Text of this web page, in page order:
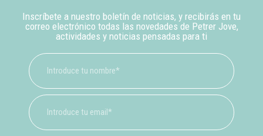
Inscríbete a nuestro boletín de noticias, y recibirás en tu
correo electrónico todas las novedades de Petrer Jove,
actividades y noticias pensadas para ti